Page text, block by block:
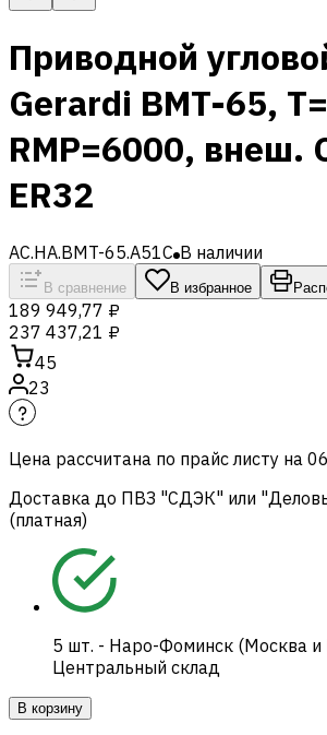
Приводной
Gerardi BMT-65,
RMP=6000,
ER32
AC.HA.BMT-65.A51C В наличии
В сравнение В избранное
189 949,77 ₽
237 437,21 ₽
45
23
Цена рассчитана по прайс листу на
Доставка до ПВЗ "СДЭК" или
(платная)
5 шт. - Наро-Фоминск (Москва и
Центральный склад
В корзину